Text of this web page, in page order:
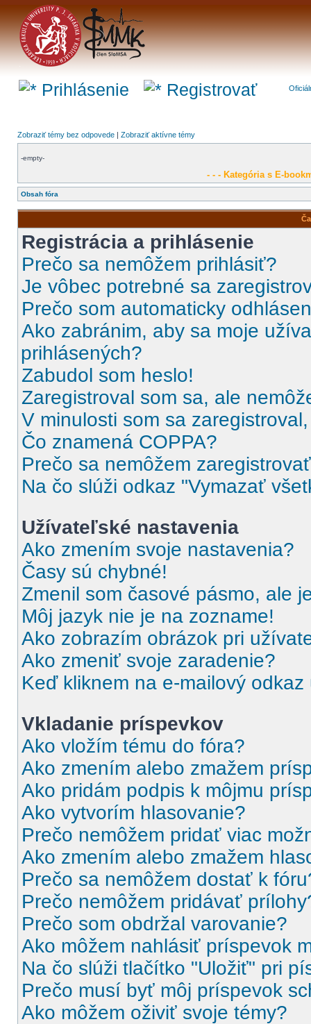
Prihlásenie Registrovať
Zobraziť témy bez odpovede | Zobraziť aktívne témy
-empty-
- - - Kategória s E-
Obsah fóra
Registrácia a prihlásenie
Prečo sa nemôžem prihlásiť?
Je vôbec potrebné sa
Prečo som automaticky
Ako zabránim, aby sa moje
prihlásených?
Zabudol som heslo!
Zaregistroval som sa, ale
V minulosti som sa
Čo znamená COPPA?
Prečo sa nemôžem
Na čo slúži odkaz "Vymazať
Užívateľské nastavenia
Ako zmením svoje nastavenia?
Časy sú chybné!
Zmenil som časové pásmo, ale
Môj jazyk nie je na zozname!
Ako zobrazím obrázok pri
Ako zmeniť svoje zaradenie?
Keď kliknem na e-mailový
Vkladanie príspevkov
Ako vložím tému do fóra?
Ako zmením alebo zmažem
Ako pridám podpis k môjmu
Ako vytvorím hlasovanie?
Prečo nemôžem pridať viac
Ako zmením alebo zmažem
Prečo sa nemôžem dostať k
Prečo nemôžem pridávať
Prečo som obdržal varovanie?
Ako môžem nahlásiť príspevok
Na čo slúži tlačítko "Uložiť" pri
Prečo musí byť môj príspevok
Ako môžem oživiť svoje témy?